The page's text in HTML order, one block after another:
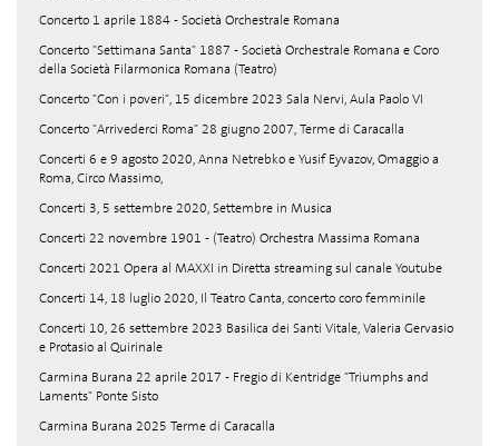
Concerto 1 aprile 1884 - Società Orchestrale Romana
Concerto "Settimana Santa" 1887 - Società Orchestrale Romana e Coro
della Società Filarmonica Romana (Teatro)
Concerto "Con i poveri", 15 dicembre 2023 Sala Nervi, Aula Paolo VI
Concerto "Arrivederci Roma" 28 giugno 2007, Terme di Caracalla
Concerti 6 e 9 agosto 2020, Anna Netrebko e Yusif Eyvazov, Omaggio a
Roma, Circo Massimo,
Concerti 3, 5 settembre 2020, Settembre in Musica
Concerti 22 novembre 1901 - (Teatro) Orchestra Massima Romana
Concerti 2021 Opera al MAXXI in Diretta streaming sul canale Youtube
Concerti 14, 18 luglio 2020, Il Teatro Canta, concerto coro femminile
Concerti 10, 26 settembre 2023 Basilica dei Santi Vitale, Valeria Gervasio
e Protasio al Quirinale
Carmina Burana 22 aprile 2017 - Fregio di Kentridge "Triumphs and
Laments" Ponte Sisto
Carmina Burana 2025 Terme di Caracalla